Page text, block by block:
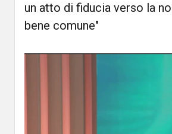
un atto di fiducia verso la
bene comune"